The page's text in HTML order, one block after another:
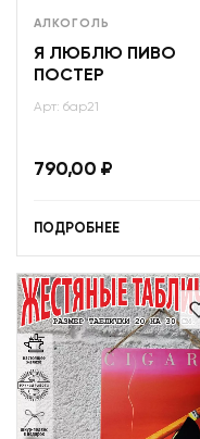
АЛКОГОЛЬ
Я ЛЮБЛЮ ПИВО
ПОСТЕР
Арт: бар21
790,00 ₽
ПОДРОБНЕЕ